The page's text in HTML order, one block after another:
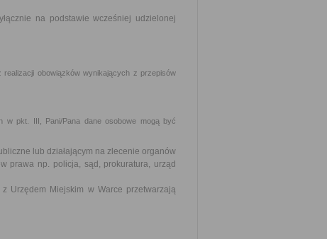
na podstawie wcześniej udzielonej
obowiązków wynikających z przepisów
w pkt. III, Pani/Pana dane osobowe mogą być
lub działającym na zlecenie organów
prawa np. policja, sąd, prokuratura, urząd
Urzędem Miejskim w Warce przetwarzają